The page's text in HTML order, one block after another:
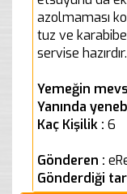
azolmaması
tuz ve
servise hazırdır.
Yemeğin
Yanında
Kaç Kişilik : 6
Gönderen :
Gönderdiği